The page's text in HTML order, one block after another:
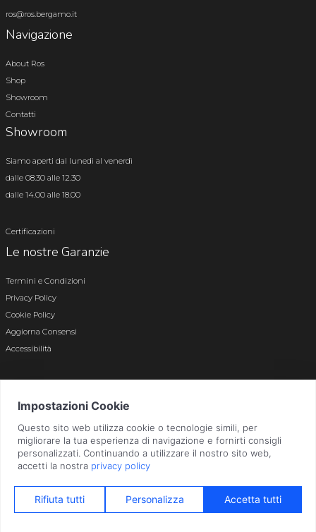
ros@ros.bergamo.it
Navigazione
About Ros
Shop
Showroom
Contatti
Showroom
Siamo aperti dal lunedì al venerdì
dalle 08.30 alle 12.30
dalle 14.00 alle 18.00
Certificazioni
Le nostre Garanzie
Termini e Condizioni
Privacy Policy
Cookie Policy
Aggiorna Consensi
Accessibilità
Bergamo n. 01496180165 · Capitale Sociale i.v. € 800.000,00